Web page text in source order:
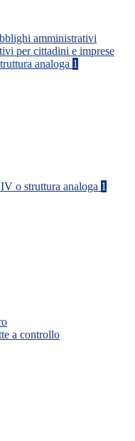
amministrativi
per cittadini e imprese
analoga 1
o struttura analoga 1
a controllo